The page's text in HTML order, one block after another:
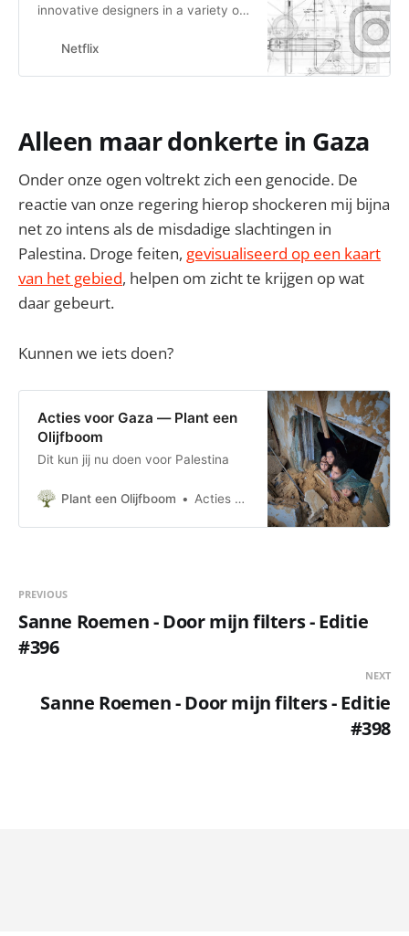
innovative designers in a variety of
impacts every aspect of life.
Netflix
Alleen maar donkerte in Gaza
Onder onze ogen voltrekt zich een genocide. De
reactie van onze regering hierop shockeren mij bijna
net zo intens als de misdadige slachtingen in
Palestina. Droge feiten, gevisualiseerd op een kaart
van het gebied, helpen om zicht te krijgen op wat
daar gebeurt.
Kunnen we iets doen?
Acties voor Gaza — Plant een
Olijfboom
Dit kun jij nu doen voor Palestina
Plant een Olijfboom Acties voor Gaza
PREVIOUS
Sanne Roemen - Door mijn filters - Editie
#396
NEXT
Sanne Roemen - Door mijn filters - Editie
#398